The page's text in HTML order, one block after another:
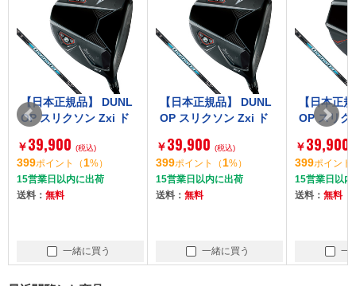
【日本正規品】 DUNL
OP スリクソン Zxi ド
ル Diamana ZXi 50 カ
ーボンシャフト 10.5 S
R
￥39,900 (税込)
399ポイント （1%）
15営業日以内に出荷
送料： 無料
一緒に買う
【日本正規品】 DUNL
OP スリクソン Zxi ド
ル Diamana ZXi 50 カ
ーボンシャフト 9 S
￥39,900 (税込)
399ポイント （1%）
15営業日以内に出荷
送料： 無料
一緒に買う
【日本正
OP スリク
モデル
0 カーボン
S
￥39,900
399ポイント
15営業日以内
送料： 無料
一